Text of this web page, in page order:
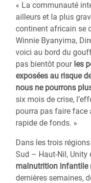
« La communauté
ailleurs et la plus
continent africain se
Winnie Byanyima,
voici au bord du
pas bientôt pourles
exposées au risque
nous ne pourrons
six mois de crise,
pourra pas faire face
rapide de fonds. »
Dans les trois
Sud – Haut-Nil, Unity
malnutrition infantile
dernières semaines,